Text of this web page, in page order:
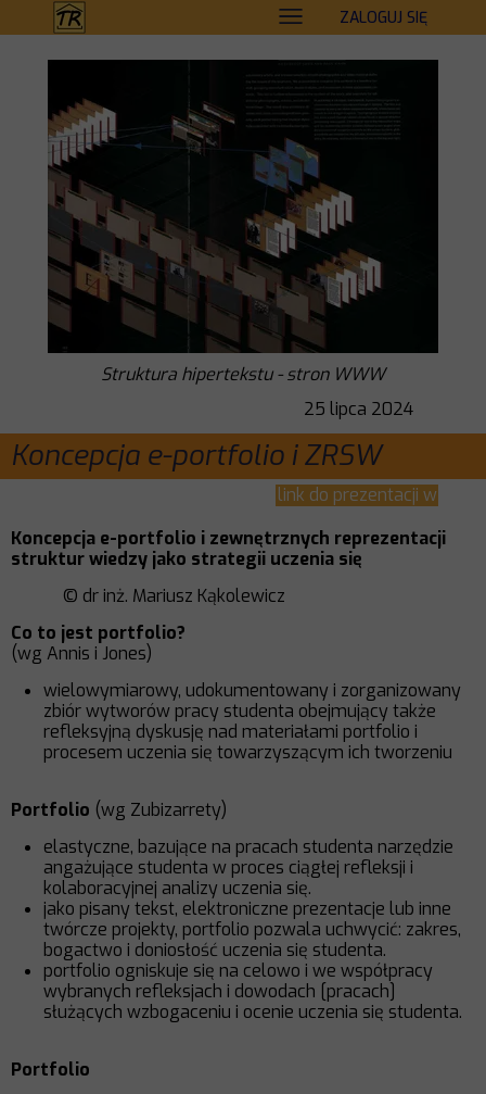
ZALOGUJ SIĘ
Struktura hipertekstu - stron WWW
25 lipca 2024
Koncepcja e-portfolio i ZRSW
link do prezentacji w
Koncepcja e-portfolio i zewnętrznych reprezentacji
struktur wiedzy jako strategii uczenia się
© dr inż. Mariusz Kąkolewicz
Co to jest portfolio?
(wg Annis i Jones)
wielowymiarowy, udokumentowany i zorganizowany
zbiór wytworów pracy studenta obejmujący także
refleksyjną dyskusję nad materiałami portfolio i
procesem uczenia się towarzyszącym ich tworzeniu
Portfolio (wg Zubizarrety)
elastyczne, bazujące na pracach studenta narzędzie
angażujące studenta w proces ciągłej refleksji i
kolaboracyjnej analizy uczenia się.
jako pisany tekst, elektroniczne prezentacje lub inne
twórcze projekty, portfolio pozwala uchwycić: zakres,
bogactwo i doniosłość uczenia się studenta.
portfolio ogniskuje się na celowo i we współpracy
wybranych refleksjach i dowodach [pracach]
służących wzbogaceniu i ocenie uczenia się studenta.
Portfolio